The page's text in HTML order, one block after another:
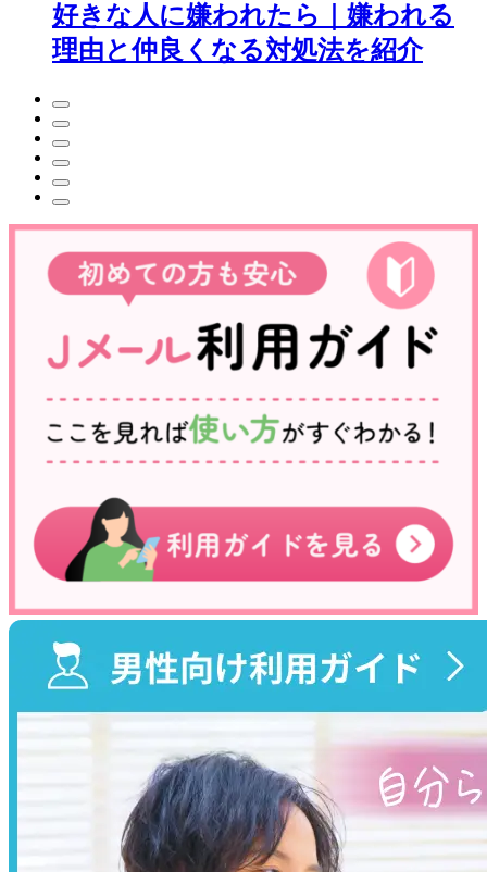
好きな人に嫌われたら｜嫌われる
理由と仲良くなる対処法を紹介